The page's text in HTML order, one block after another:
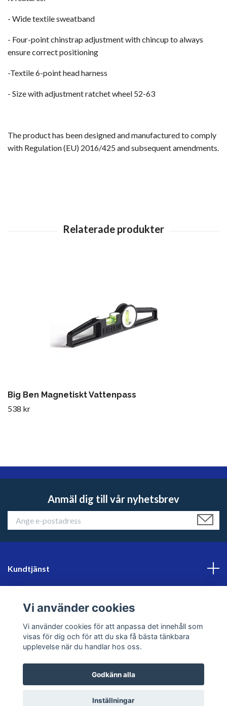
- Wide textile sweatband
- Four-point chinstrap adjustment with chincup to always
ensure correct positioning
-Textile 6-point head harness
- Size with adjustment ratchet wheel 52-63
The product has been designed and manufactured to comply
with Regulation (EU) 2016/425 and subsequent amendments.
Big Ben Magnetiskt Vattenpass
538 kr
Anmäl dig till vår nyhetsbrev
Kundtjänst
Sociala medier
© 2026 sweklader
Vi använder cookies
Vi använder cookies för att anpassa det innehåll som
visas för dig och för att du ska få bästa tänkbara
upplevelse när du handlar hos oss.
Godkänn alla
Inställningar